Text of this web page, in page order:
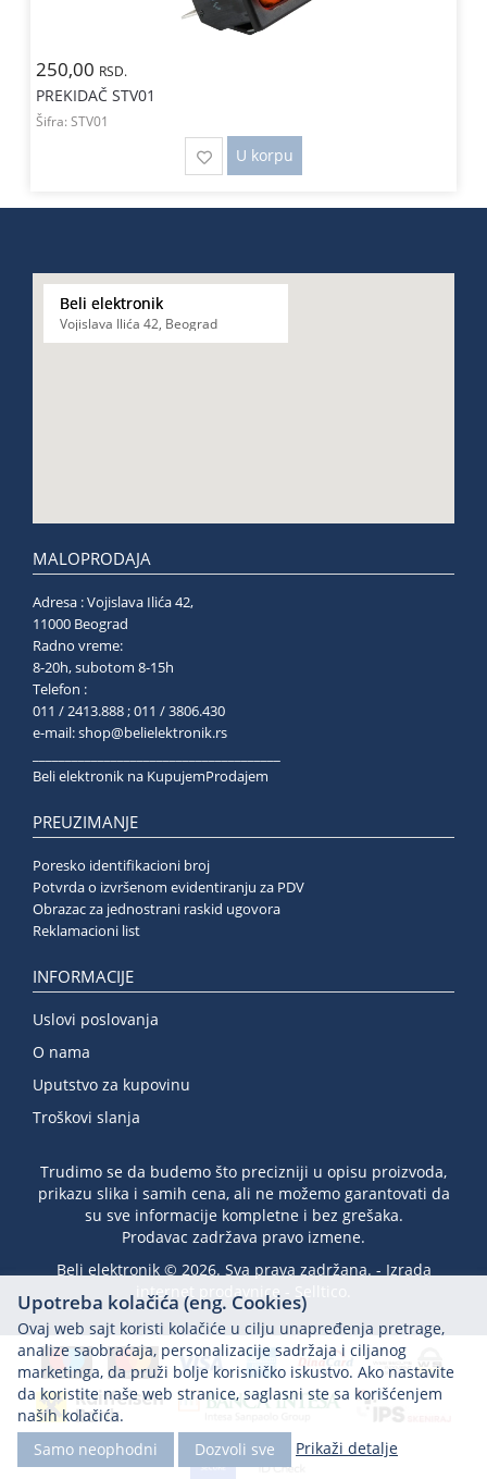
250,00 RSD.
PREKIDAČ STV01
Šifra: STV01
U korpu
Beli elektronik
Vojislava Ilića 42, Beograd
MALOPRODAJA
Adresa : Vojislava Ilića 42,
11000 Beograd
Radno vreme:
8-20h, subotom 8-15h
Telefon :
011 / 2413.888 ; 011 / 3806.430
e-mail:shop@belielektronik.rs
Beli elektronik na KupujemProdajem
PREUZIMANJE
Poresko identifikacioni broj
Potvrda o izvršenom evidentiranju za PDV
Obrazac za jednostrani raskid ugovora
Reklamacioni list
INFORMACIJE
Uslovi poslovanja
O nama
Uputstvo za kupovinu
Troškovi slanja
Trudimo se da budemo što precizniji u opisu proizvoda,
prikazu slika i samih cena, ali ne možemo garantovati da
su sve informacije kompletne i bez grešaka.
Prodavac zadržava pravo izmene.
Beli elektronik © 2026. Sva prava zadržana. - Izrada
internet prodavnice
Selltico.
Upotreba kolačića (eng. Cookies)
Ovaj web sajt koristi kolačiće u cilju unapređenja pretrage,
analize saobraćaja, personalizacije sadržaja i ciljanog
marketinga, da pruži bolje korisničko iskustvo. Ako nastavite
da koristite naše web stranice, saglasni ste sa korišćenjem
naših kolačića.
Samo neophodni
Dozvoli sve Prikaži detalje